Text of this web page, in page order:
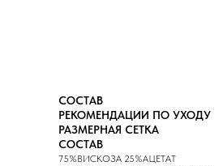
СОСТАВ
РЕКОМЕНДАЦИИ ПО УХОДУ
РАЗМЕРНАЯ СЕТКА
СОСТАВ
75%ВИСКОЗА 25%АЦЕТАТ